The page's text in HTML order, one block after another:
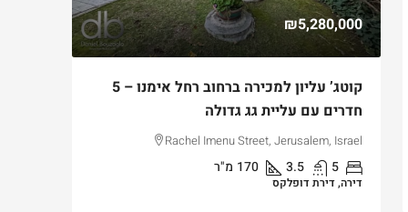
₪5,280,000
קוטג’ עליון למכירה ברחוב רחל אימנו – 5
חדרים עם עליית גג גדולה
Rachel Imenu Street, Jerusalem, Israel
5
3.5
170 מ"ר
דירה, דירת דופלקס